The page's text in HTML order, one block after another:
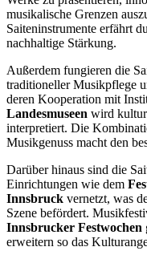
musikalische Grenzen
Saiteninstrumente erfährt
nachhaltige Stärkung.
Außerdem fungieren die
traditioneller Musikpflege
deren Kooperation mit
Landesmuseen wird
interpretiert. Die
Musikgenuss macht den
Darüber hinaus sind die
Einrichtungen wie dem
Innsbruck vernetzt, was
Szene befördert.
Innsbrucker Festwochen
erweitern so das